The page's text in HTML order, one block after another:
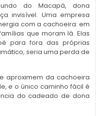
do Macapá, dona
invisível. Uma empresa
com a cachoeira: em
que moram lá. Elas
para fora das próprias
seria uma perda de
aproximem da cachoeira
e o único caminho fácil é
do cadeado de dona